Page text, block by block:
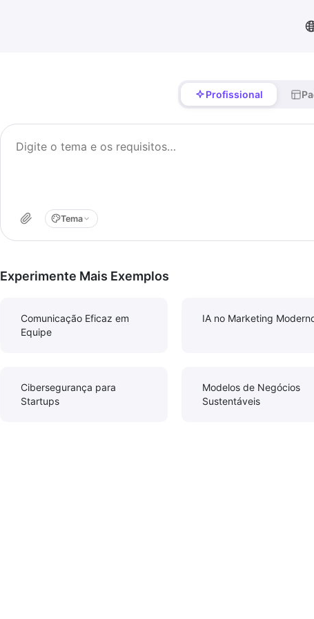
Profissional
Tema
Experimente Mais Exemplos
Comunicação Eficaz em
Equipe
IA no Marketing
Cibersegurança para
Startups
Modelos de Negócios
Sustentáveis